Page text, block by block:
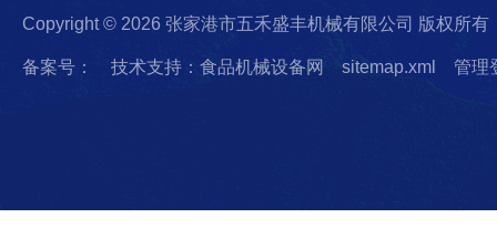
Copyright © 2026 张家港市五禾盛丰机械有限公司 版权所有
备案号： 技术支持：食品机械设备网 sitemap.xml 管理